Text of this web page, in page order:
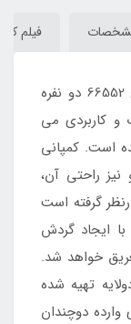
فیلم
کاناپه بادی تخت خواب شو اینتکس مدل 66552 دو نفره
کاربردی می
است. کمپانی
راحتی آن،
گرفته است
با ایجاد گردش
خواهد شد.
تهیه شده
دوچندان